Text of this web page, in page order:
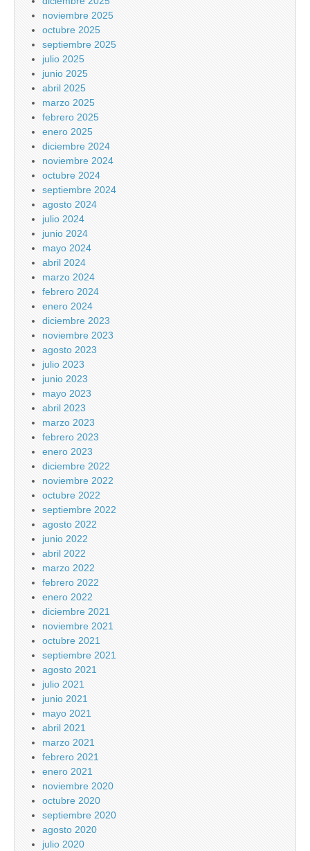
noviembre 2025
octubre 2025
septiembre 2025
julio 2025
junio 2025
abril 2025
marzo 2025
febrero 2025
enero 2025
diciembre 2024
noviembre 2024
octubre 2024
septiembre 2024
agosto 2024
julio 2024
junio 2024
mayo 2024
abril 2024
marzo 2024
febrero 2024
enero 2024
diciembre 2023
noviembre 2023
agosto 2023
julio 2023
junio 2023
mayo 2023
abril 2023
marzo 2023
febrero 2023
enero 2023
diciembre 2022
noviembre 2022
octubre 2022
septiembre 2022
agosto 2022
junio 2022
abril 2022
marzo 2022
febrero 2022
enero 2022
diciembre 2021
noviembre 2021
octubre 2021
septiembre 2021
agosto 2021
julio 2021
junio 2021
mayo 2021
abril 2021
marzo 2021
febrero 2021
enero 2021
noviembre 2020
octubre 2020
septiembre 2020
agosto 2020
julio 2020